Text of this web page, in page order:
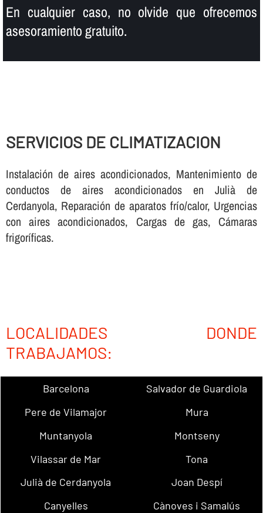
En cualquier caso, no olvide que ofrecemos
asesoramiento gratuito.
SERVICIOS DE CLIMATIZACION
Instalación de aires acondicionados, Mantenimiento de
conductos de aires acondicionados en Julià de
Cerdanyola, Reparación de aparatos frí­o/calor, Urgencias
con aires acondicionados, Cargas de gas, Cámaras
frigorí­ficas.
LOCALIDADES DONDE
TRABAJAMOS:
Barcelona
Salvador de Guardiola
Pere de Vilamajor
Mura
Muntanyola
Montseny
Vilassar de Mar
Tona
Julià de Cerdanyola
Joan Despí
Canyelles
Cànoves i Samalús